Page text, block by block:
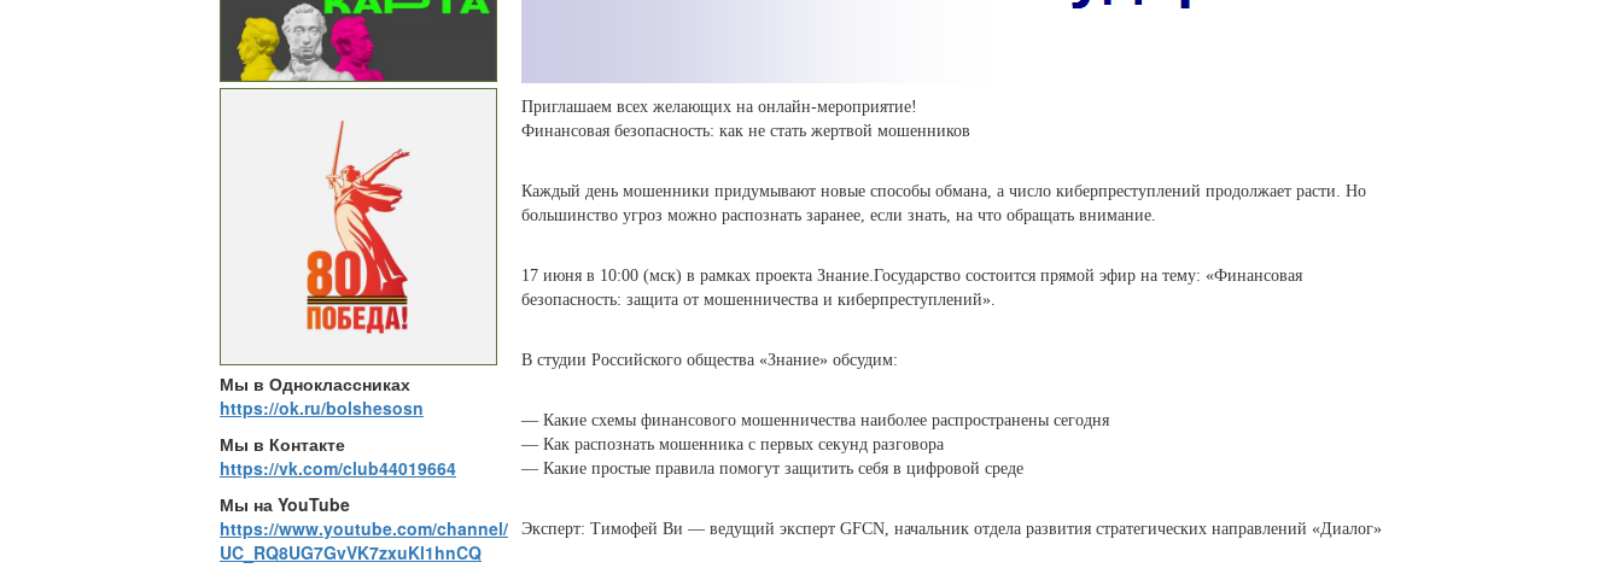
Мы в Одноклассниках
https://ok.ru/bolshesosn
Мы в Контакте
https://vk.com/club44019664
Мы на YouTube
https://www.youtube.com/channel/
UC_RQ8UG7GvVK7zxuKl1hnCQ
Приглашаем всех желающих на онлайн-мероприятие!
Финансовая безопасность: как не стать жертвой мошенников
Каждый день мошенники придумывают новые способы обмана, а число киберпреступлений продолжает расти. Но
большинство угроз можно распознать заранее, если знать, на что обращать внимание.
17 июня в 10:00 (мск) в рамках проекта Знание.Государство состоится прямой эфир на тему: «Финансовая
безопасность: защита от мошенничества и киберпреступлений».
В студии Российского общества «Знание» обсудим:
— Какие схемы финансового мошенничества наиболее распространены сегодня
— Как распознать мошенника с первых секунд разговора
— Какие простые правила помогут защитить себя в цифровой среде
Эксперт: Тимофей Ви — ведущий эксперт GFCN, начальник отдела развития стратегических направлений «Диалог»